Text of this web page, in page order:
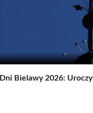
Dni Bielawy 2026: